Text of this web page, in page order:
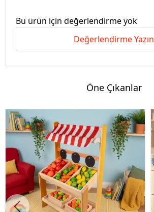
Bu ürün için değerlendirme yok
Değerlendirme Yazın
Öne Çıkanlar